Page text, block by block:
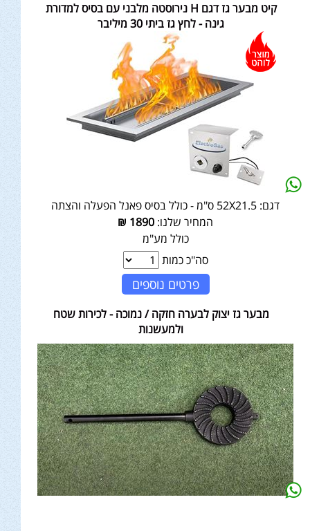
קיט מבער גז דגם H נירוסטה מלבני עם בסיס למדורת
גינה - לחץ גז ביתי 30 מיליבר
דגם: 52X21.5 ס"מ - כולל בסיס פאנל הפעלה והצתה
המחיר שלנו: 1890
₪
כולל מע"מ
סה"כ כמות
פרטים נוספים
מבער גז יצוק לבערה חזקה / נמוכה - לכירות שטח
ולמעשנות